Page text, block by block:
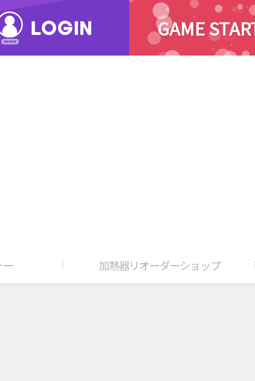
GAME
ォー 加熱器リオーダーショップ